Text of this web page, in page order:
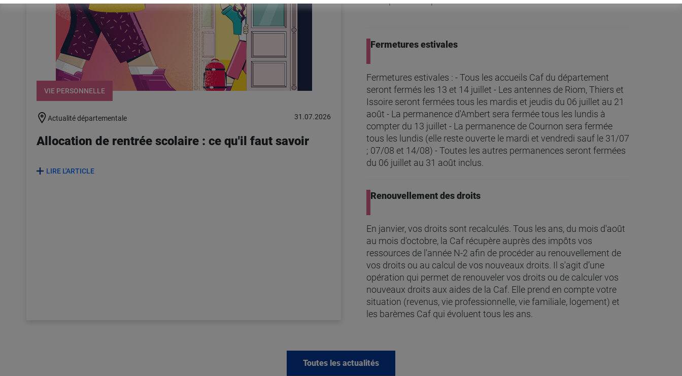
VIE PERSONNELLE
Actualité départementale 31.07.2026
Allocation de rentrée scolaire : ce qu'il faut savoir
LIRE L'ARTICLE
Fermetures estivales
Fermetures estivales : - Tous les accueils Caf du département
seront fermés les 13 et 14 juillet - Les antennes de Riom, Thiers et
Issoire seront fermées tous les mardis et jeudis du 06 juillet au 21
août - La permanence d'Ambert sera fermée tous les lundis à
compter du 13 juillet - La permanence de Cournon sera fermée
tous les lundis (elle reste ouverte le mardi et vendredi sauf le 31/07
; 07/08 et 14/08) - Toutes les autres permanences seront fermées
du 06 juillet au 31 août inclus.
Renouvellement des droits
En janvier, vos droits sont recalculés. Tous les ans, du mois d'août
au mois d'octobre, la Caf récupère auprès des impôts vos
ressources de l'année N-2 afin de procéder au renouvellement de
vos droits ou au calcul de vos nouveaux droits. Il s'agit d’une
opération qui permet de renouveler vos droits ou de calculer vos
nouveaux droits aux aides de la Caf. Elle prend en compte votre
situation (revenus, vie professionnelle, vie familiale, logement) et
les barèmes Caf qui évoluent tous les ans.
Toutes les actualités